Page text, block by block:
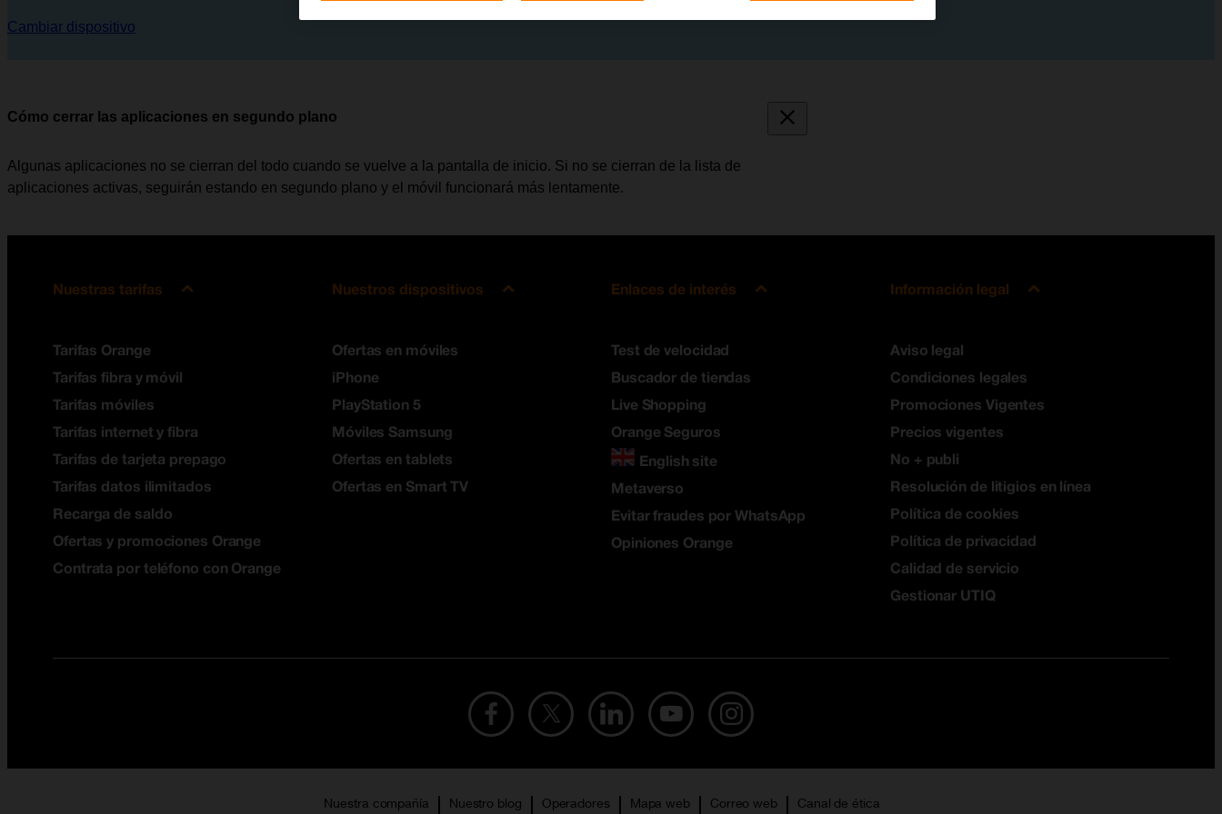
Cambiar dispositivo
Cómo cerrar las aplicaciones en segundo plano
Algunas aplicaciones no se cierran del todo cuando se vuelve a la pantalla de inicio. Si no se cierran de la lista de
aplicaciones activas, seguirán estando en segundo plano y el móvil funcionará más lentamente.
Nuestras tarifas
Tarifas Orange
Tarifas fibra y móvil
Tarifas móviles
Tarifas internet y fibra
Tarifas de tarjeta prepago
Tarifas datos ilimitados
Recarga de saldo
Ofertas y promociones Orange
Contrata por teléfono con Orange
Nuestros dispositivos
Ofertas en móviles
iPhone
PlayStation 5
Móviles Samsung
Ofertas en tablets
Ofertas en Smart TV
Enlaces de interés
Test de velocidad
Buscador de tiendas
Live Shopping
Orange Seguros
English site
Metaverso
Evitar fraudes por WhatsApp
Opiniones Orange
Información legal
Aviso legal
Condiciones legales
Promociones Vigentes
Precios vigentes
No + publi
Resolución de litigios en línea
Política de cookies
Política de privacidad
Calidad de servicio
Gestionar UTIQ
Nuestra compañía Nuestro blog Operadores Mapa web Correo web Canal de ética